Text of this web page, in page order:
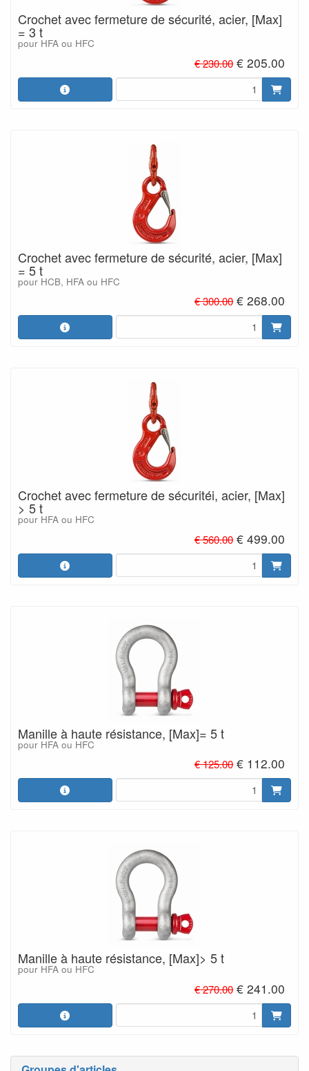
Crochet avec fermeture de sécurité, acier, [Max]
= 3 t
pour HFA ou HFC
€ 230.00 € 205.00
Crochet avec fermeture de sécurité, acier, [Max]
= 5 t
pour HCB, HFA ou HFC
€ 300.00 € 268.00
Crochet avec fermeture de sécuritéi, acier, [Max]
> 5 t
pour HFA ou HFC
€ 560.00 € 499.00
Manille à haute résistance, [Max]= 5 t
pour HFA ou HFC
€ 125.00 € 112.00
Manille à haute résistance, [Max]> 5 t
pour HFA ou HFC
€ 270.00 € 241.00